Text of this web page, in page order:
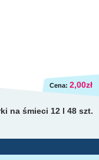
Cena: 2,00zł
na śmieci 12 l 48 szt.